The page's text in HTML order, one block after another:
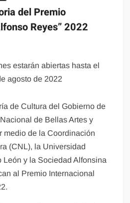
del Premio
Reyes” 2022
estarán abiertas hasta el
agosto de 2022
de Cultura del Gobierno de
de Bellas Artes y
medio de la Coordinación
(CNL), la Universidad
León y la Sociedad Alfonsina
al Premio Internacional